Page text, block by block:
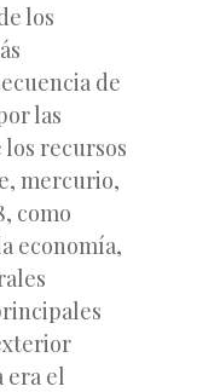
los
de
las
recursos
mercurio,
como
economía,
era el